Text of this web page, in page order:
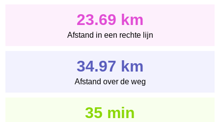
23.69 km
Afstand in een rechte lijn
34.97 km
Afstand over de weg
35 min